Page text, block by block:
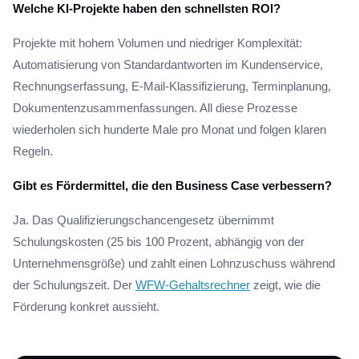
Welche KI-Projekte haben den schnellsten ROI?
Projekte mit hohem Volumen und niedriger Komplexität:
Automatisierung von Standardantworten im Kundenservice,
Rechnungserfassung, E-Mail-Klassifizierung, Terminplanung,
Dokumentenzusammenfassungen. All diese Prozesse
wiederholen sich hunderte Male pro Monat und folgen klaren
Regeln.
Gibt es Fördermittel, die den Business Case verbessern?
Ja. Das Qualifizierungschancengesetz übernimmt
Schulungskosten (25 bis 100 Prozent, abhängig von der
Unternehmensgröße) und zahlt einen Lohnzuschuss während
der Schulungszeit. Der WFW-Gehaltsrechner zeigt, wie die
Förderung konkret aussieht.